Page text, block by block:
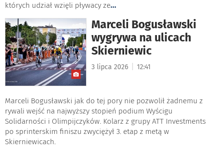
których udział wzięli pływacy ze...
Marceli Bogusławski
wygrywa na ulicach
Skierniewic
3 lipca 2026 12:41
Marceli Bogusławski jak do tej pory nie pozwolił żadnemu z
rywali wejść na najwyższy stopień podium Wyścigu
Solidarności i Olimpijczyków. Kolarz z grupy ATT Investments
po sprinterskim finiszu zwyciężył 3. etap z metą w
Skierniewicach.